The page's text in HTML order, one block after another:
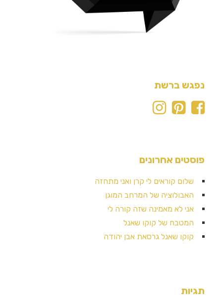
נפגש ברשת
פוסטים אחרונים
שלום קוראים לי קרן ואני מתחזה
האבולוציה של המרחב המוגן
אני לא מאמינה שזה קורה לי
המטבח של קוקו שאנל
קוקו שאנל גרסאת אבן יהודה
תגיות